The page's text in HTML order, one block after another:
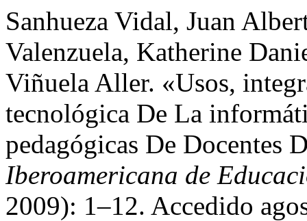
Sanhueza Vidal, Juan
Valenzuela, Katherine
Viñuela Aller. «Usos,
tecnológica De La
pedagógicas De Docentes
Iberoamericana de
2009): 1–12. Accedido